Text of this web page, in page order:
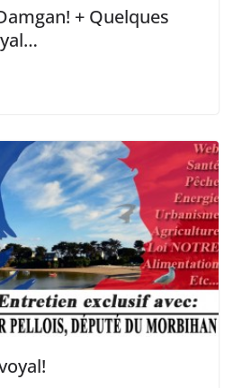
+ Quelques